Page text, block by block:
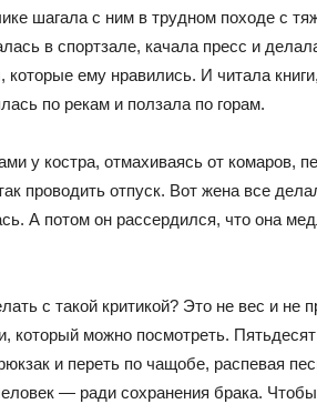
шагала с ним в трудном походе с
в спортзале, качала пресс и
ему нравились. И читала
по рекам и ползала по горам.
у костра, отмахиваясь от комаров,
проводить отпуск. Вот жена все
А потом он рассердился, что она
с такой критикой? Это не вес и
который можно посмотреть.
и переть по чащобе, распевая
— ради сохранения брака.